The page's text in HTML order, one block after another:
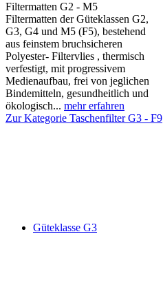
Filtermatten G2 - M5
Filtermatten der Güteklassen G2,
G3, G4 und M5 (F5), bestehend
aus feinstem bruchsicheren
Polyester- Filtervlies , thermisch
verfestigt, mit progressivem
Medienaufbau, frei von jeglichen
Bindemitteln, gesundheitlich und
ökologisch... mehr erfahren
Zur Kategorie Taschenfilter G3 - F9
Güteklasse G3